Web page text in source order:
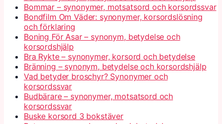
Bommar – synonymer, motsatsord och korsordssvar
Bondfilm Om Väder: synonymer, korsordslösning
och förklaring
Boning För Asar – synonym, betydelse och
korsordshjälp
Bra Rykte – synonymer, korsord och betydelse
Bränning – synonym, betydelse och korsordshjälp
Vad betyder broschyr? Synonymer och
korsordssvar
Budbärare – synonymer, motsatsord och
korsordssvar
Buske korsord 3 bokstäver